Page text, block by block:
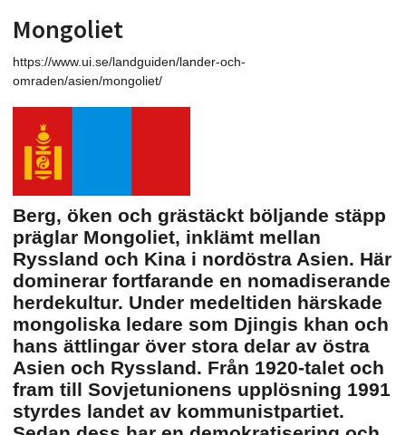
Mongoliet
https://www.ui.se/landguiden/lander-och-
omraden/asien/mongoliet/
Berg, öken och grästäckt böljande stäpp
präglar Mongoliet, inklämt mellan
Ryssland och Kina i nordöstra Asien. Här
dominerar fortfarande en nomadiserande
herdekultur. Under medeltiden härskade
mongoliska ledare som Djingis khan och
hans ättlingar över stora delar av östra
Asien och Ryssland. Från 1920-talet och
fram till Sovjetunionens upplösning 1991
styrdes landet av kommunistpartiet.